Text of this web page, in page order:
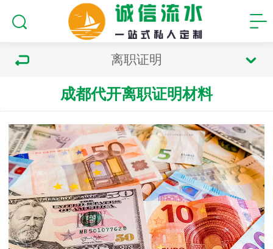
离职证明
成都代开离职证明材料